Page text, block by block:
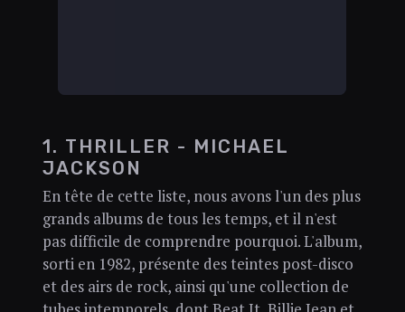
1. THRILLER - MICHAEL
JACKSON
En tête de cette liste, nous avons l'un des plus
grands albums de tous les temps, et il n'est
pas difficile de comprendre pourquoi. L'album,
sorti en 1982, présente des teintes post-disco
et des airs de rock, ainsi qu'une collection de